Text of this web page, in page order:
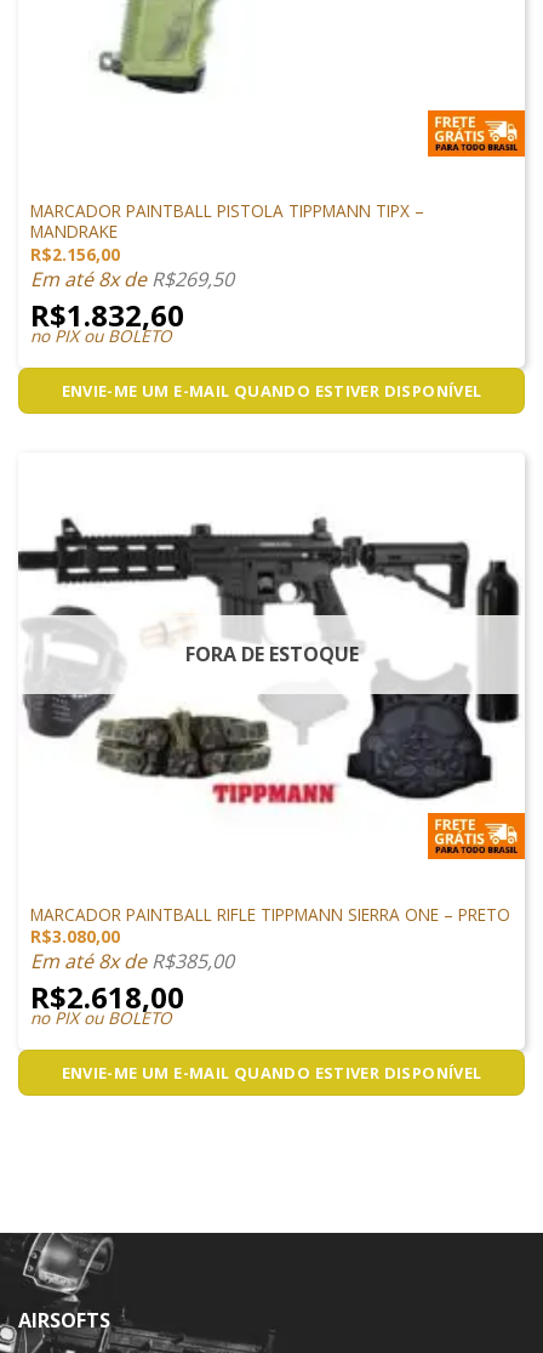
MARCADOR PAINTBALL PISTOLA TIPPMANN TIPX –
MANDRAKE
R$2.156,00
Em até 8x deR$269,50
R$1.832,60
no PIX ou BOLETO
ENVIE-ME UM E-MAIL QUANDO ESTIVER DISPONÍVEL
FORA DE ESTOQUE
MARCADOR PAINTBALL RIFLE TIPPMANN SIERRA ONE – PRETO
R$3.080,00
Em até 8x deR$385,00
R$2.618,00
no PIX ou BOLETO
ENVIE-ME UM E-MAIL QUANDO ESTIVER DISPONÍVEL
AIRSOFTS